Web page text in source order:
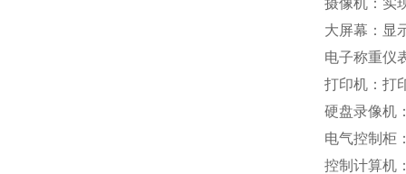
摄像机：实
大屏幕：显
电子称重仪
打印机：打
硬盘录像机
电气控制柜
控制计算机